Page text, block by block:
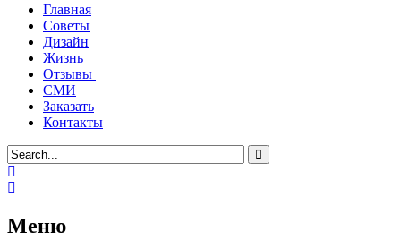
Главная
Советы
Дизайн
Жизнь
Отзывы
СМИ
Заказать
Контакты
Меню